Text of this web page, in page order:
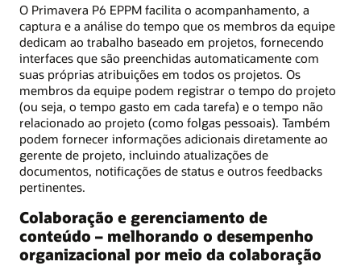
O Primavera P6 EPPM facilita o acompanhamento, a
captura e a análise do tempo que os membros da equipe
dedicam ao trabalho baseado em projetos, fornecendo
interfaces que são preenchidas automaticamente com
suas próprias atribuições em todos os projetos. Os
membros da equipe podem registrar o tempo do projeto
(ou seja, o tempo gasto em cada tarefa) e o tempo não
relacionado ao projeto (como folgas pessoais). Também
podem fornecer informações adicionais diretamente ao
gerente de projeto, incluindo atualizações de
documentos, notificações de status e outros feedbacks
pertinentes.
Colaboração e gerenciamento de
conteúdo – melhorando o desempenho
organizacional por meio da colaboração